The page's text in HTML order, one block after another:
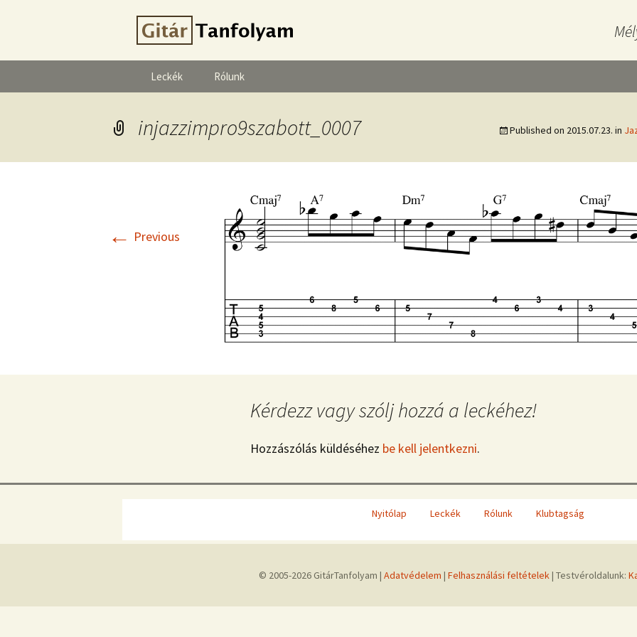
Leckék Rólunk
injazzimpro9szabott_0007 Published on 2015.07.23. in
← Previous
Kérdezz vagy szólj hozzá a leckéhez!
Hozzászólás küldéséhez be kell jelentkezni.
Nyitólap Leckék Rólunk Klubtagság
© 2005-2026 GitárTanfolyam | Adatvédelem | Felhasználási feltételek| Testvéroldalunk: